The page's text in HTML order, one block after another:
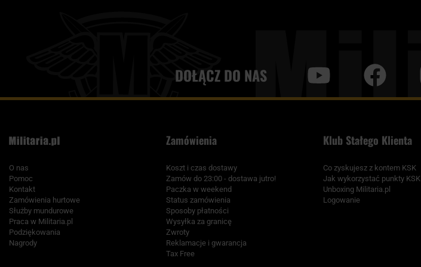
DOŁĄCZ DO NAS
O nas
Pomoc
Kontakt
Zamówienia hurtowe
Służby mundurowe
Praca w Militaria.pl
Podziękowania
Nagrody
Zamówienia
Koszt i czas dostawy
Zamów do 23:00 - dostawa jutro!
Paczka w weekend
Status zamówienia
Sposoby płatności
Wysyłka za granicę
Zwroty
Reklamacje i gwarancja
Tax Free
Klub Stałego Klienta
Co zyskujesz z kontem KSK
Jak wykorzystać punkty KSK
Unboxing Militaria.pl
Logowanie